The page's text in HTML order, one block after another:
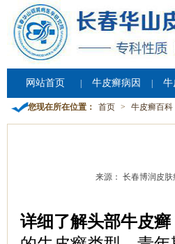
网站首页 牛皮癣病因 牛
您现在所在位置： 首页 > 牛皮癣百科
来源： 长春博润皮肤
详细了解头部牛皮癣